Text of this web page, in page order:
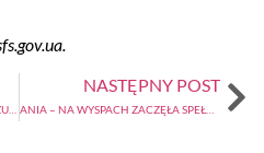
NASTĘPNY POST